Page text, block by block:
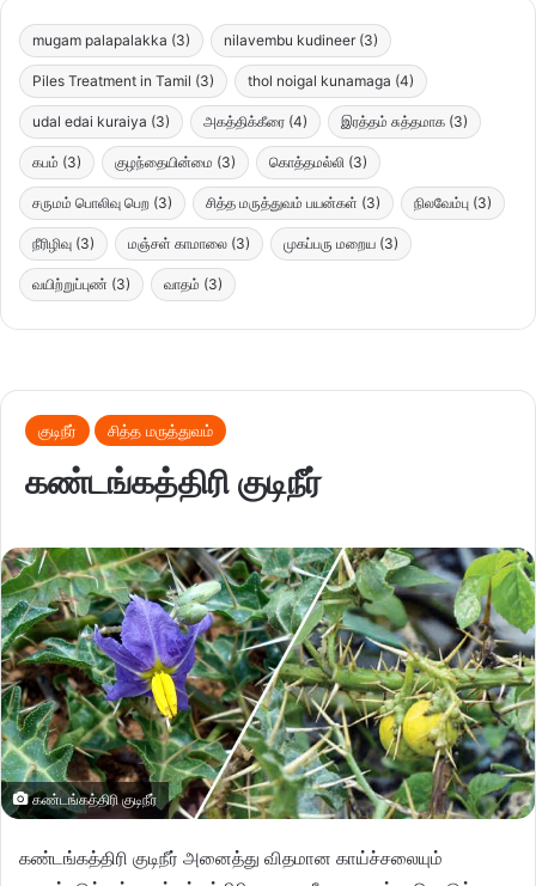
mugam palapalakka (3) nilavembu kudineer (3)
Piles Treatment in Tamil (3) thol noigal kunamaga (4)
udal edai kuraiya (3) அகத்திக்கீரை (4) இரத்தம் சுத்தமாக (3)
கபம் (3) குழந்தையின்மை (3) கொத்தமல்லி (3)
சருமம் பொலிவு பெற (3) சித்த மருத்துவம் பயன்கள் (3) நிலவேம்பு (3)
நீரிழிவு (3) மஞ்சள் காமாலை (3) முகப்பரு மறைய (3)
வயிற்றுப்புண் (3) வாதம் (3)